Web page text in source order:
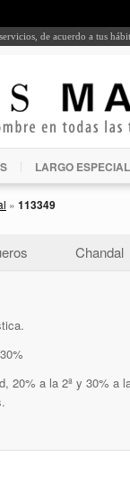
de acuerdo a tus
LARGO ESPECIAL
» 113349
Chandal
20% a la 2ª y 30% a